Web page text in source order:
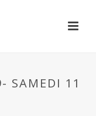
SAMEDI 11